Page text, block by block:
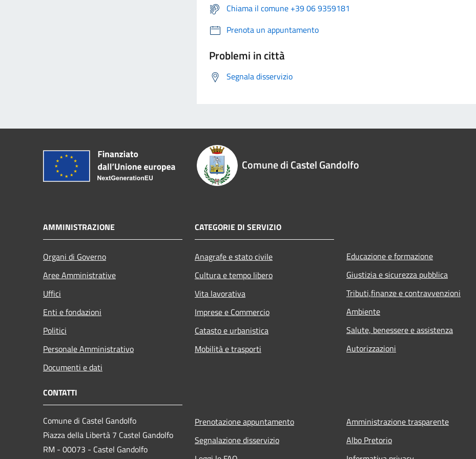
Chiama il comune +39 06 9359181
Prenota un appuntamento
Problemi in città
Segnala disservizio
Comune di Castel Gandolfo
AMMINISTRAZIONE
Organi di Governo
Aree Amministrative
Uffici
Enti e fondazioni
Politici
Personale Amministrativo
Documenti e dati
CATEGORIE DI SERVIZIO
Anagrafe e stato civile
Cultura e tempo libero
Vita lavorativa
Imprese e Commercio
Catasto e urbanistica
Mobilità e trasporti
Educazione e formazione
Giustizia e sicurezza pubblica
Tributi,finanze e contravvenzioni
Ambiente
Salute, benessere e assistenza
Autorizzazioni
CONTATTI
Comune di Castel Gandolfo
Piazza della Libertà 7 Castel Gandolfo
RM - 00073 - Castel Gandolfo
Prenotazione appuntamento
Segnalazione disservizio
Amministrazione trasparente
Albo Pretorio